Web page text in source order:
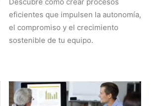
eficientes que impulsen la autonomía,
el compromiso y el crecimiento
sostenible de tu equipo.